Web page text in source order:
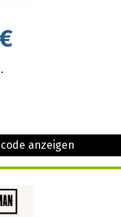
anzeigen